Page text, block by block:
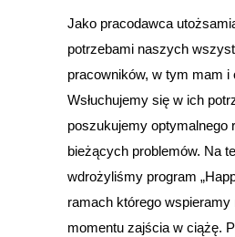
Jako pracodawca
potrzebami naszych
pracowników, w tym mam i
Wsłuchujemy się w ich
poszukujemy optymalnego
bieżących problemów. Na
wdrożyliśmy program
ramach którego wspieramy
momentu zajścia w ciążę.